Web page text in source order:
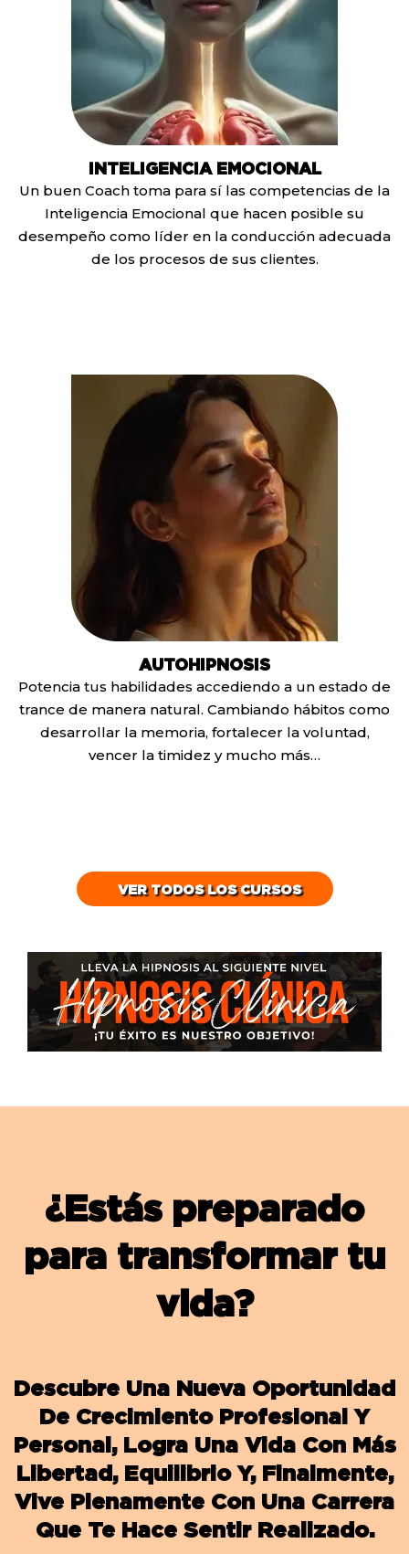
INTELIGENCIA EMOCIONAL
Un buen Coach toma para sí las competencias de la
Inteligencia Emocional que hacen posible su
desempeño como líder en la conducción adecuada
de los procesos de sus clientes.
AUTOHIPNOSIS
Potencia tus habilidades accediendo a un estado de
trance de manera natural. Cambiando hábitos como
desarrollar la memoria, fortalecer la voluntad,
vencer la timidez y mucho más…
VER TODOS LOS CURSOS
¿Estás preparado
para transformar tu
vida?
Descubre Una Nueva Oportunidad
De Crecimiento Profesional Y
Personal, Logra Una Vida Con Más
Libertad, Equilibrio Y, Finalmente,
Vive Plenamente Con Una Carrera
Que Te Hace Sentir Realizado.